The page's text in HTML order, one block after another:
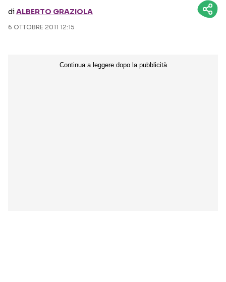
diALBERTO GRAZIOLA
6 OTTOBRE 2011 12:15